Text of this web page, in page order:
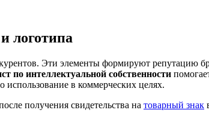
логотипа
Эти элементы формируют репутацию
по интеллектуальной собственности
использование в коммерческих целях.
получения свидетельства на товарный знак